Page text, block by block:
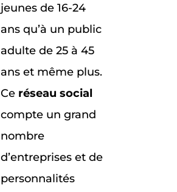
jeunes de 16-24
ans qu’à un public
adulte de 25 à 45
ans et même plus.
Ce réseau social
compte un grand
nombre
d’entreprises et de
personnalités